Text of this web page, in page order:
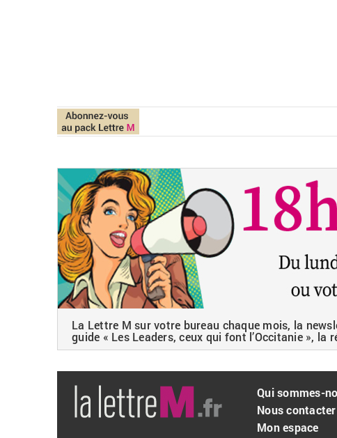
La Lettre M sur votre bureau chaque mois, la
guide « Les Leaders, ceux qui font l’Occitanie », la
Qui sommes-
Nous contacter
Mon espace